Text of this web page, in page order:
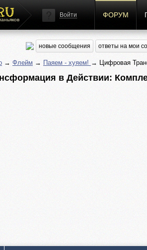
Войти ФОРУМ
новые сообщения ответы на мои
→ Флейм → Паяем - хуяем! → Цифровая
в Действии: